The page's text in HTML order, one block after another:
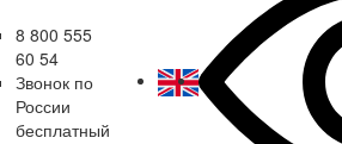
8 800 555
60 54
Звонок по
России
бесплатный